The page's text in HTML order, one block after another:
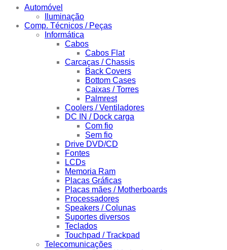
Automóvel
Iluminação
Comp. Técnicos / Peças
Informática
Cabos
Cabos Flat
Carcaças / Chassis
Back Covers
Bottom Cases
Caixas / Torres
Palmrest
Coolers / Ventiladores
DC IN / Dock carga
Com fio
Sem fio
Drive DVD/CD
Fontes
LCDs
Memoria Ram
Placas Gráficas
Placas mães / Motherboards
Processadores
Speakers / Colunas
Suportes diversos
Teclados
Touchpad / Trackpad
Telecomunicações